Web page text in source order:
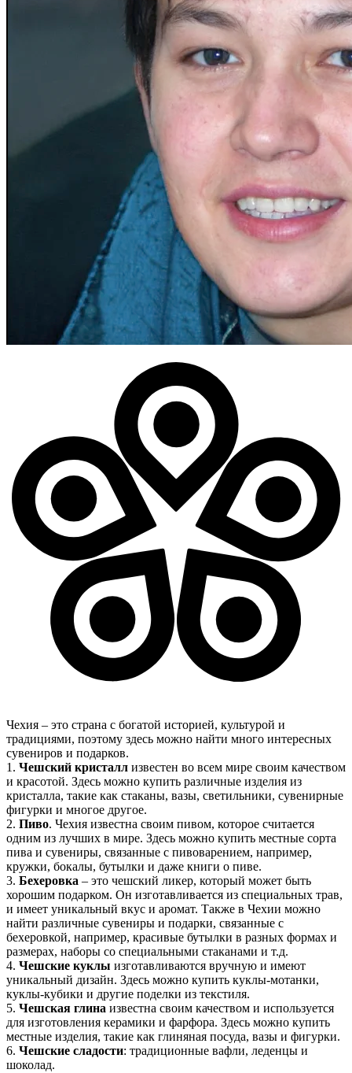
Чехия – это страна с богатой историей, культурой и
традициями, поэтому здесь можно найти много интересных
сувениров и подарков.
1. Чешский кристалл известен во всем мире своим качеством
и красотой. Здесь можно купить различные изделия из
кристалла, такие как стаканы, вазы, светильники, сувенирные
фигурки и многое другое.
2. Пиво. Чехия известна своим пивом, которое считается
одним из лучших в мире. Здесь можно купить местные сорта
пива и сувениры, связанные с пивоварением, например,
кружки, бокалы, бутылки и даже книги о пиве.
3. Бехеровка – это чешский ликер, который может быть
хорошим подарком. Он изготавливается из специальных трав,
и имеет уникальный вкус и аромат. Также в Чехии можно
найти различные сувениры и подарки, связанные с
бехеровкой, например, красивые бутылки в разных формах и
размерах, наборы со специальными стаканами и т.д.
4. Чешские куклы изготавливаются вручную и имеют
уникальный дизайн. Здесь можно купить куклы-мотанки,
куклы-кубики и другие поделки из текстиля.
5. Чешская глина известна своим качеством и используется
для изготовления керамики и фарфора. Здесь можно купить
местные изделия, такие как глиняная посуда, вазы и фигурки.
6. Чешские сладости: традиционные вафли, леденцы и
шоколад.